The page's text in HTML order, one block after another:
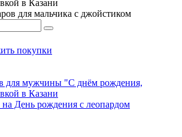
для мальчика с джойстиком
покупки
День рождения с леопардом